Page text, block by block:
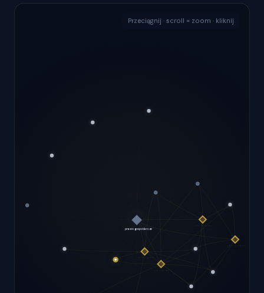
Przeciągnij · scroll = zoom · kliknij